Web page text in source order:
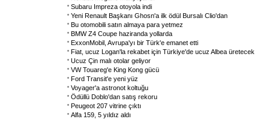
Subaru Impreza otoyola indi
Yeni Renault Başkanı Ghosn'a ilk ödül Bursalı Clio'dan
Bu otomobili satın almaya para yetmez
BMW Z4 Coupe haziranda yollarda
ExxonMobil, Avrupa'yı bir Türk'e emanet etti
Fiat, ucuz Logan'la rekabet için Türkiye'de ucuz Albea üretecek
Ucuz Çin malı otolar geliyor
VW Touareg'e King Kong gücü
Ford Transit'e yeni yüz
Voyager'a astronot koltuğu
Ödüllü Doblo'dan satış rekoru
Peugeot 207 vitrine çıktı
Alfa 159, 5 yıldız aldı